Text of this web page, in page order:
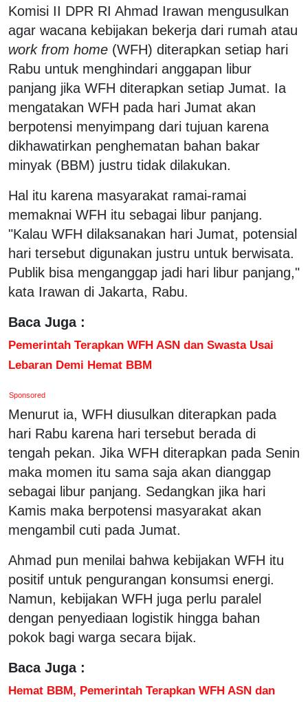
Komisi II DPR RI Ahmad Irawan mengusulkan
agar wacana kebijakan bekerja dari rumah atau
work from home (WFH) diterapkan setiap hari
Rabu untuk menghindari anggapan libur
panjang jika WFH diterapkan setiap Jumat. Ia
mengatakan WFH pada hari Jumat akan
berpotensi menyimpang dari tujuan karena
dikhawatirkan penghematan bahan bakar
minyak (BBM) justru tidak dilakukan.
Hal itu karena masyarakat ramai-ramai
memaknai WFH itu sebagai libur panjang.
"Kalau WFH dilaksanakan hari Jumat, potensial
hari tersebut digunakan justru untuk berwisata.
Publik bisa menganggap jadi hari libur panjang,"
kata Irawan di Jakarta, Rabu.
Baca Juga :
Pemerintah Terapkan WFH ASN dan Swasta Usai
Lebaran Demi Hemat BBM
Sponsored
Menurut ia, WFH diusulkan diterapkan pada
hari Rabu karena hari tersebut berada di
tengah pekan. Jika WFH diterapkan pada Senin
maka momen itu sama saja akan dianggap
sebagai libur panjang. Sedangkan jika hari
Kamis maka berpotensi masyarakat akan
mengambil cuti pada Jumat.
Ahmad pun menilai bahwa kebijakan WFH itu
positif untuk pengurangan konsumsi energi.
Namun, kebijakan WFH juga perlu paralel
dengan penyediaan logistik hingga bahan
pokok bagi warga secara bijak.
Baca Juga :
Hemat BBM, Pemerintah Terapkan WFH ASN dan